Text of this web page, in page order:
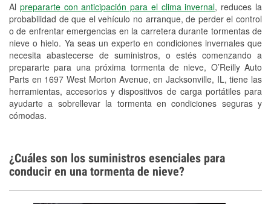
Al prepararte con anticipación para el clima invernal, reduces la
probabilidad de que el vehículo no arranque, de perder el control
o de enfrentar emergencias en la carretera durante tormentas de
nieve o hielo. Ya seas un experto en condiciones invernales que
necesita abastecerse de suministros, o estés comenzando a
prepararte para una próxima tormenta de nieve, O’Reilly Auto
Parts en 1697 West Morton Avenue, en Jacksonville, IL, tiene las
herramientas, accesorios y dispositivos de carga portátiles para
ayudarte a sobrellevar la tormenta en condiciones seguras y
cómodas.
Mangueras hidráulicas a la medida
Snowstorm Supplies
Tornado Supplies
Conoce más
¿Cuáles son los suministros esenciales para
conducir en una tormenta de nieve?